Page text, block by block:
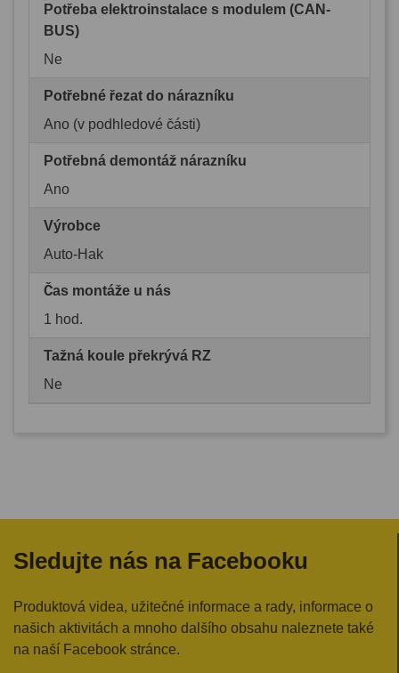
Potřeba elektroinstalace s modulem (CAN-
BUS)
Ne
Potřebné řezat do nárazníku
Ano (v podhledové části)
Potřebná demontáž nárazníku
Ano
Výrobce
Auto-Hak
Čas montáže u nás
1 hod.
Tažná koule překrývá RZ
Ne
Sledujte nás na Facebooku
Produktová videa, užitečné informace a rady, informace o
našich aktivitách a mnoho dalšího obsahu naleznete také
na naší Facebook stránce.